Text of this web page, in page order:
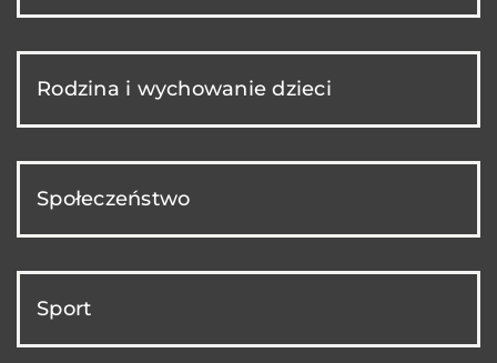
Rodzina i wychowanie dzieci
Społeczeństwo
Sport